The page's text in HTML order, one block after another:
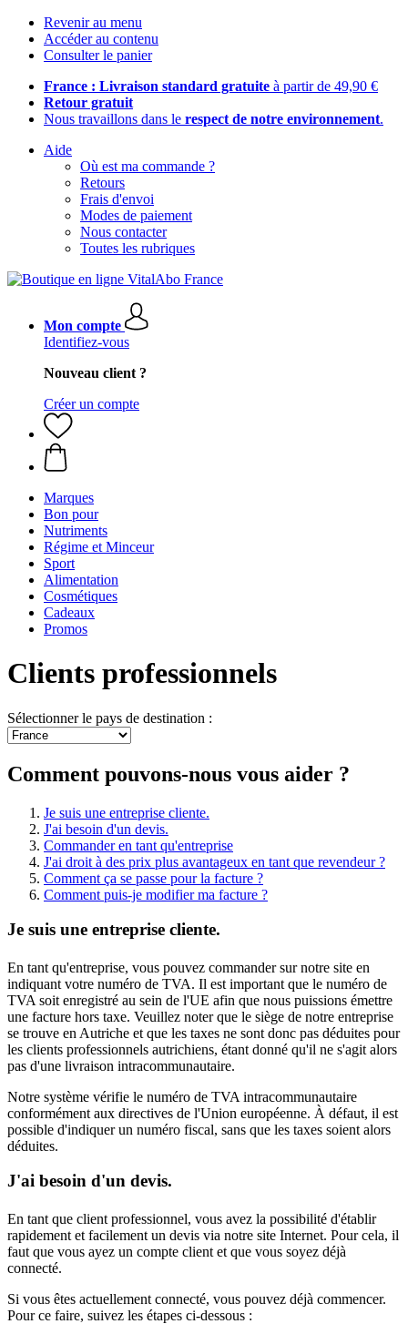
Revenir au menu
Accéder au contenu
Consulter le panier
France : Livraison standard gratuite à partir de 49,90 €
Retour gratuit
Nous travaillons dans le respect de notre environnement.
Aide
Où est ma commande ?
Retours
Frais d'envoi
Modes de paiement
Nous contacter
Toutes les rubriques
Mon compte
Identifiez-vous
Nouveau client ?
Créer un compte
Marques
Bon pour
Nutriments
Régime et Minceur
Sport
Alimentation
Cosmétiques
Cadeaux
Promos
Clients professionnels
Sélectionner le pays de destination :
Comment pouvons-nous vous aider ?
Je suis une entreprise cliente.
J'ai besoin d'un devis.
Commander en tant qu'entreprise
J'ai droit à des prix plus avantageux en tant que revendeur ?
Comment ça se passe pour la facture ?
Comment puis-je modifier ma facture ?
Je suis une entreprise cliente.
En tant qu'entreprise, vous pouvez commander sur notre site en
indiquant votre numéro de TVA. Il est important que le numéro de
TVA soit enregistré au sein de l'UE afin que nous puissions émettre
une facture hors taxe. Veuillez noter que le siège de notre entreprise
se trouve en Autriche et que les taxes ne sont donc pas déduites pour
les clients professionnels autrichiens, étant donné qu'il ne s'agit alors
pas d'une livraison intracommunautaire.
Notre système vérifie le numéro de TVA intracommunautaire
conformément aux directives de l'Union européenne. À défaut, il est
possible d'indiquer un numéro fiscal, sans que les taxes soient alors
déduites.
J'ai besoin d'un devis.
En tant que client professionnel, vous avez la possibilité d'établir
rapidement et facilement un devis via notre site Internet. Pour cela, il
faut que vous ayez un compte client et que vous soyez déjà
connecté.
Si vous êtes actuellement connecté, vous pouvez déjà commencer.
Pour ce faire, suivez les étapes ci-dessous :